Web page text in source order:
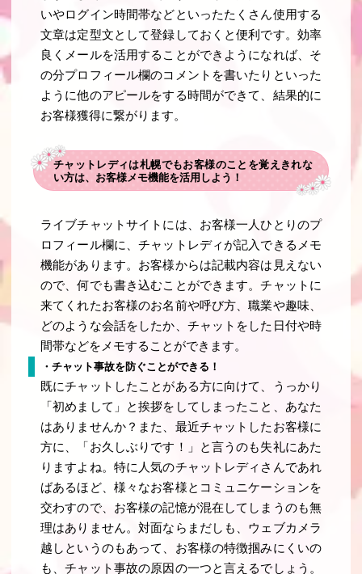
いやログイン時間帯などといったたくさん使用する
文章は定型文として登録しておくと便利です。効率
良くメールを活用することができようになれば、そ
の分プロフィール欄のコメントを書いたりといった
ように他のアピールをする時間ができて、結果的に
お客様獲得に繋がります。
チャットレディは札幌でもお客様のことを覚えきれな
い方は、お客様メモ機能を活用しよう！
ライブチャットサイトには、お客様一人ひとりのプ
ロフィール欄に、チャットレディが記入できるメモ
機能があります。お客様からは記載内容は見えない
ので、何でも書き込むことができます。チャットに
来てくれたお客様のお名前や呼び方、職業や趣味、
どのような会話をしたか、チャットをした日付や時
間帯などをメモすることができます。
・チャット事故を防ぐことができる！
既にチャットしたことがある方に向けて、うっかり
「初めまして」と挨拶をしてしまったこと、あなた
はありませんか？また、最近チャットしたお客様に
方に、「お久しぶりです！」と言うのも失礼にあた
りますよね。特に人気のチャットレディさんであれ
ばあるほど、様々なお客様とコミュニケーションを
交わすので、お客様の記憶が混在してしまうのも無
理はありません。対面ならまだしも、ウェブカメラ
越しというのもあって、お客様の特徴掴みにくいの
も、チャット事故の原因の一つと言えるでしょう。